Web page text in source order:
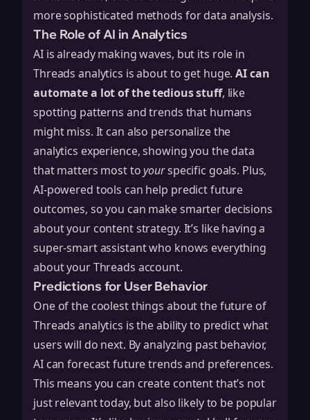
more sophisticated methods fordata analysis.
The Role of AI in Analytics
AI is already making waves, but its role in
Threads analytics is about to get huge.AI can
automate a lot of the tedious stuff, like
spotting patterns and trends that humans
might miss. It can also personalize the
analytics experience, showing you the data
that matters most toyourspecific goals. Plus,
AI-powered tools can help predict future
outcomes, so you can make smarter decisions
about your content strategy. It’s like having a
super-smart assistant who knows everything
about your Threads account.
Predictions for User Behavior
One of the coolest things about the future of
Threads analytics is the ability to predict what
users will do next. By analyzing past behavior,
AI can forecast future trends and preferences.
This means you can create content that’s not
just relevant today, but also likely to be popular